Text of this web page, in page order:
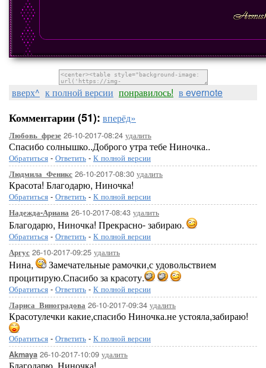
вверх^ к полной версии понравилось! в evernote
Комментарии (51): вперёд»
Любовь_фрезе 26-10-2017-08:24 удалить
Спасибо солнышко..Доброго утра тебе Ниночка..
Обратиться - Ответить - К полной версии
Людмила_Феникс 26-10-2017-08:30 удалить
Красота! Благодарю, Ниночка!
Обратиться - Ответить - К полной версии
Надежда-Ариана 26-10-2017-08:43 удалить
Благодарю, Ниночка! Прекрасно- забираю.
Обратиться - Ответить - К полной версии
Аргус 26-10-2017-09:25 удалить
Нина,
Замечательные рамочки,с удовольствием
процитирую.Спасибо за красоту.
Обратиться - Ответить - К полной версии
Лариса_Виноградова 26-10-2017-09:34 удалить
Красотулечки какие,спасибо Ниночка.не устояла,забираю!
Обратиться - Ответить - К полной версии
Akmaya 26-10-2017-10:09 удалить